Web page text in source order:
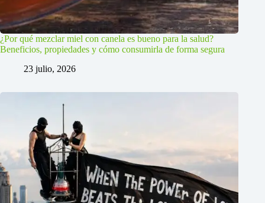
¿Por qué mezclar miel con canela es bueno para la salud?
Beneficios, propiedades y cómo consumirla de forma segura
23 julio, 2026